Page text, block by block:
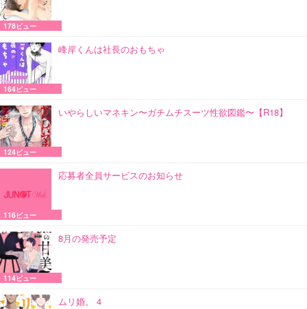
178ビュー
峰岸くんは社長のおもちゃ
164ビュー
いやらしいマネキン〜ガチムチスーツ性欲図鑑〜【R18】
124ビュー
応募者全員サービスのお知らせ
116ビュー
8月の発売予定
114ビュー
ムリ婚。 4